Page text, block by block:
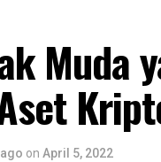
Muda
on April 5, 2022